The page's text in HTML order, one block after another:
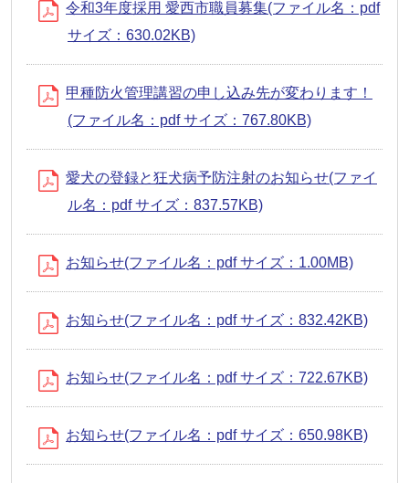
令和3年度採用 愛西市職員募集(ファイル名：pdf
サイズ：630.02KB)
甲種防火管理講習の申し込み先が変わります！
(ファイル名：pdf サイズ：767.80KB)
愛犬の登録と狂犬病予防注射のお知らせ(ファイ
ル名：pdf サイズ：837.57KB)
お知らせ(ファイル名：pdf サイズ：1.00MB)
お知らせ(ファイル名：pdf サイズ：832.42KB)
お知らせ(ファイル名：pdf サイズ：722.67KB)
お知らせ(ファイル名：pdf サイズ：650.98KB)